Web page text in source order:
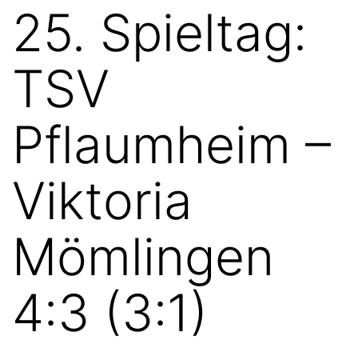
25. Spieltag:
TSV
Pflaumheim –
Viktoria
Mömlingen
4:3 (3:1)